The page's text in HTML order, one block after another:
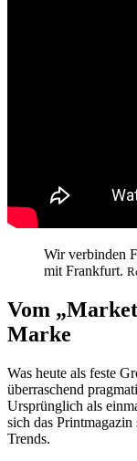
Wir verbinden
mit Frankfurt.
Vom
Marke
Was heute als feste
überraschend
Ursprünglich als
sich das
Trends.